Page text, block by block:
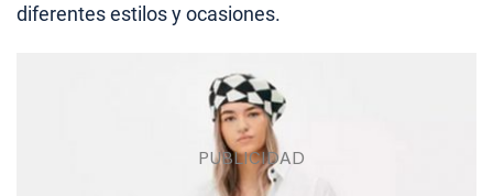
diferentes estilos y ocasiones.